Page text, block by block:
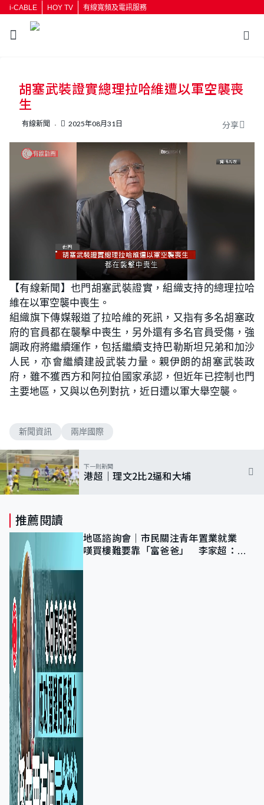
i-CABLE HOY TV 有線寬頻及電訊服務
按輸入鍵開始搜尋
胡塞武裝證實總理拉哈維遭以軍空襲喪
生
有線新聞 2025年08月31日 分享
n
m
t
e
o
a
d
:
1
0
0
.
0
0
%
【有線新聞】也門胡塞武裝證實，組織支持的總理拉哈
維在以軍空襲中喪生。
組織旗下傳媒報道了拉哈維的死訊，又指有多名胡塞政
府的官員都在襲擊中喪生，另外還有多名官員受傷，強
調政府將繼續運作，包括繼續支持巴勒斯坦兄弟和加沙
人民，亦會繼續建設武裝力量。親伊朗的胡塞武裝政
府，雖不獲西方和阿拉伯國家承認，但近年已控制也門
主要地區，又與以色列對抗，近日遭以軍大舉空襲。
新聞資訊 兩岸國際
下一則新聞
港超｜理文2比2逼和大埔
推薦閱讀
地區諮詢會｜市民關注青年置業就業
嘆買樓難要靠「富爸爸」 李家超：北